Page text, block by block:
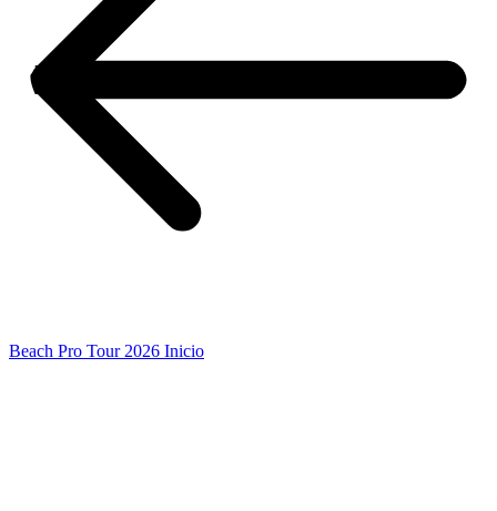
Beach Pro Tour 2026 Inicio